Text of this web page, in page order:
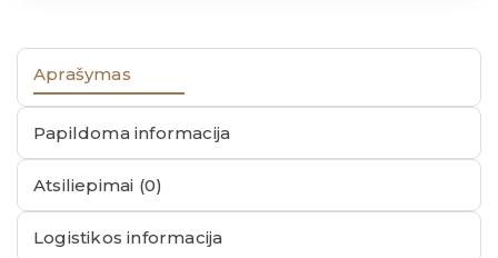
Aprašymas
Papildoma informacija
Atsiliepimai (0)
Logistikos informacija